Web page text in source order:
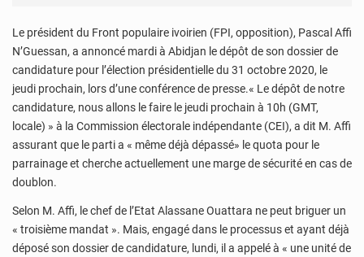
Le président du Front populaire ivoirien (FPI, opposition), Pascal Affi
N’Guessan, a annoncé mardi à Abidjan le dépôt de son dossier de
candidature pour l’élection présidentielle du 31 octobre 2020, le
jeudi prochain, lors d’une conférence de presse.« Le dépôt de notre
candidature, nous allons le faire le jeudi prochain à 10h (GMT,
locale) » à la Commission électorale indépendante (CEI), a dit M. Affi
assurant que le parti a « même déjà dépassé» le quota pour le
parrainage et cherche actuellement une marge de sécurité en cas de
doublon.
Selon M. Affi, le chef de l’Etat Alassane Ouattara ne peut briguer un
« troisième mandat ». Mais, engagé dans le processus et ayant déjà
déposé son dossier de candidature, lundi, il a appelé à « une unité de